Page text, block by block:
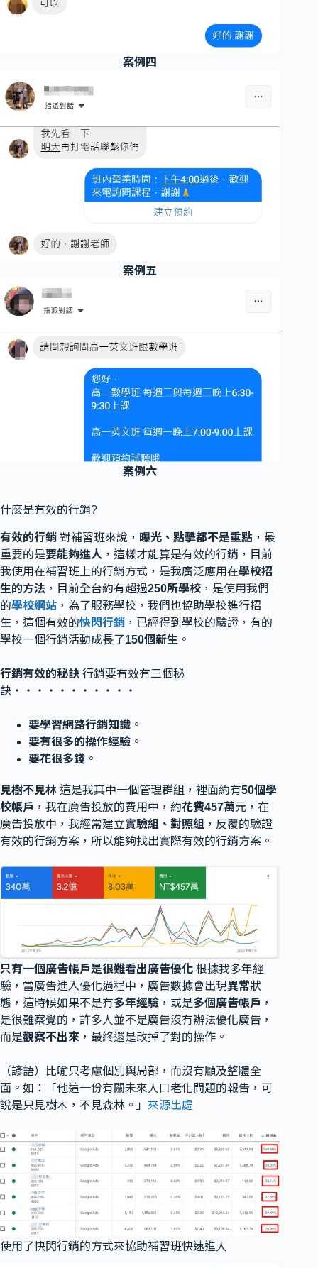
案例四
案例五
案例六
什麼是有效的行銷?
有效的行銷 對補習班來說， 曝光、點擊都不是重點 ，最
重要的是要能夠進人 ，這樣才能算是有效的行銷，目前
我使用在補習班上的行銷方式，是我廣泛應用在學校招
生的方法 ，目前全台約有超過250所學校 ，是使用我們
的學校網站 ，為了服務學校，我們也協助學校進行招
生，這個有效的快閃行銷 ，已經得到學校的驗證，有的
學校一個行銷活動成長了150個新生 。
行銷有效的秘訣 行銷要有效有三個秘
訣‧‧‧‧‧‧‧‧‧‧‧
要學習網路行銷知識 。
要有很多的操作經驗 。
要花很多錢 。
見樹不見林 這是我其中一個管理群組，裡面約有50個學
校帳戶 ，我在廣告投放的費用中，約花費457萬元，在
廣告投放中，我經常建立實驗組、對照組 ，反覆的驗證
有效的行銷方案，所以能夠找出實際有效的行銷方案。
只有一個廣告帳戶是很難看出廣告優化 根據我多年經
驗，當廣告進入優化過程中，廣告數據會出現異常狀
態，這時候如果不是有多年經驗 ，或是多個廣告帳戶 ，
是很難察覺的，許多人並不是廣告沒有辦法優化廣告，
而是觀察不出來 ，最終還是改掉了對的操作。
（諺語）比喻只考慮個別與局部，而沒有顧及整體全
面。如：「他這一份有關未來人口老化問題的報告，可
說是只見樹木，不見森林 。」 來源出處
使用了快閃行銷的方式來協助補習班快速進人